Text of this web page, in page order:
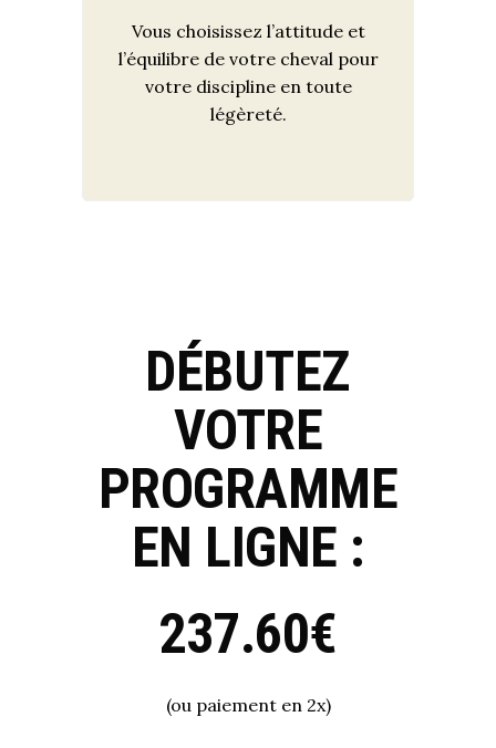
Vous choisissez l’attitude et
l’équilibre de votre cheval pour
votre discipline en toute
légèreté.
DÉBUTEZ
VOTRE
PROGRAMME
EN LIGNE :
237.60€
(ou paiement en 2x)